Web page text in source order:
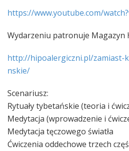
https://www.youtube.com/
Wydarzeniu patronuje Magazyn
http://hipoalergiczni.pl/zamiast-
nskie/
Scenariusz:
Rytuały tybetańskie (teoria i
Medytacja (wprowadzenie i
Medytacja tęczowego światła
Ćwiczenia oddechowe trzech